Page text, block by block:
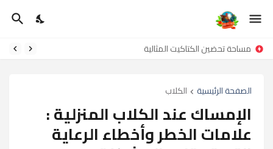
مساحة تحضين الكتاكيت المثالية
الصفحة الرئيسية الكلاب
الإمساك عند الكلاب المنزلية :
علامات الخطر وأخطاء الرعاية